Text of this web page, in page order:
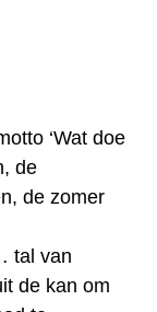
‘Wat doe
de
de zomer
tal van
de kan om